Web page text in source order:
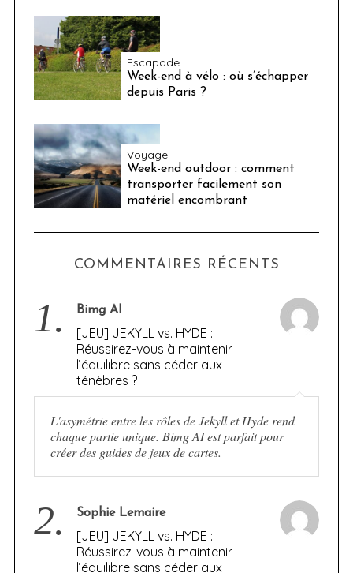
Escapade
Week-end à vélo : où s’échapper
depuis Paris ?
Voyage
Week-end outdoor : comment
transporter facilement son
matériel encombrant
COMMENTAIRES RÉCENTS
1. Bimg AI
[JEU] JEKYLL vs. HYDE :
Réussirez-vous à maintenir
l’équilibre sans céder aux
ténèbres ?
L'asymétrie entre les rôles de Jekyll et Hyde rend
chaque partie unique. Bimg AI est parfait pour
créer des guides de jeux de cartes.
2. Sophie Lemaire
[JEU] JEKYLL vs. HYDE :
Réussirez-vous à maintenir
l’équilibre sans céder aux